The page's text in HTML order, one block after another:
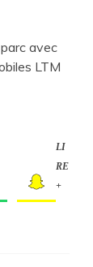
avec
LTM
LI
RE
+